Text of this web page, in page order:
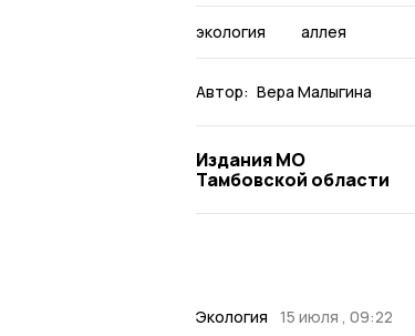
экология аллея
Автор: Вера Малыгина
Издания МО
Тамбовской области
Экология 15 июля , 09:22